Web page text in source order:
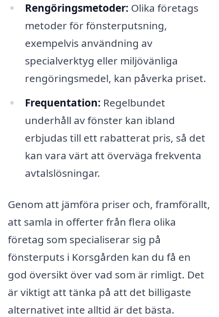
Rengöringsmetoder: Olika företags
metoder för fönsterputsning,
exempelvis användning av
specialverktyg eller miljövänliga
rengöringsmedel, kan påverka priset.
Frequentation: Regelbundet
underhåll av fönster kan ibland
erbjudas till ett rabatterat pris, så det
kan vara värt att överväga frekventa
avtalslösningar.
Genom att jämföra priser och, framförallt,
att samla in offerter från flera olika
företag som specialiserar sig på
fönsterputs i Korsgården kan du få en
god översikt över vad som är rimligt. Det
är viktigt att tänka på att det billigaste
alternativet inte alltid är det bästa.